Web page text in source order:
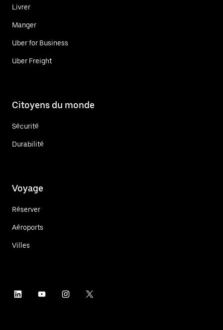
Livrer
Manger
Uber for Business
Uber Freight
Citoyens du monde
Sécurité
Durabilité
Voyage
Réserver
Aéroports
Villes